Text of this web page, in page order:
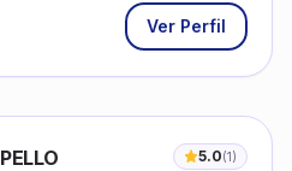
Ver Perfil
5.0(1)